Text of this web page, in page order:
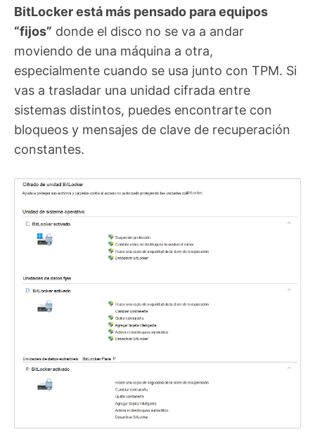
BitLocker está más pensado para equipos
“fijos” donde el disco no se va a andar
moviendo de una máquina a otra,
especialmente cuando se usa junto con TPM. Si
vas a trasladar una unidad cifrada entre
sistemas distintos, puedes encontrarte con
bloqueos y mensajes de clave de recuperación
constantes.